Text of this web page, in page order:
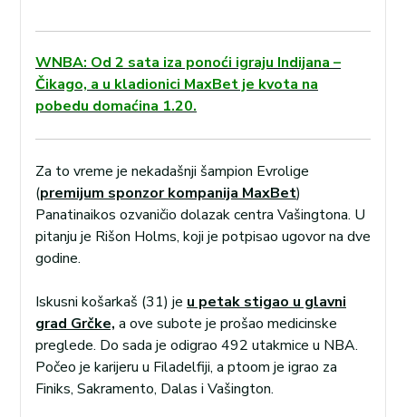
WNBA: Od 2 sata iza ponoći igraju Indijana –
Čikago, a u kladionici MaxBet je kvota na
pobedu domaćina 1.20.
Za to vreme je nekadašnji šampion Evrolige
(premijum sponzor kompanija MaxBet)
Panatinaikos ozvaničio dolazak centra Vašingtona. U
pitanju je Rišon Holms, koji je potpisao ugovor na dve
godine.
Iskusni košarkaš (31) je u petak stigao u glavni
grad Grčke, a ove subote je prošao medicinske
preglede. Do sada je odigrao 492 utakmice u NBA.
Počeo je karijeru u Filadelfiji, a ptoom je igrao za
Finiks, Sakramento, Dalas i Vašington.